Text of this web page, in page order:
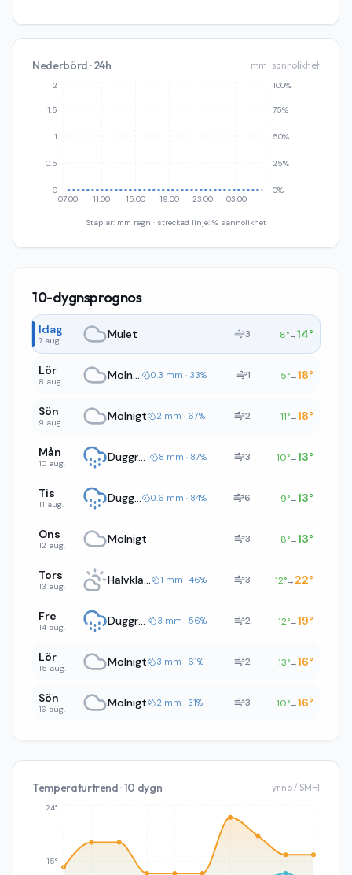
Nederbörd · 24h mm · sannolikhet
07:00 11:00 15:00 19:00 23:00 03:00
0
0.5
1
1.5
2
0%
25%
50%
75%
100%
Staplar: mm regn · streckad linje: % sannolikhet
10-dygnsprognos
Idag
7 aug. Mulet 3 8°→14°
Lör
8 aug. Molnigt 0.3 mm · 33% 1 5°→18°
Sön
9 aug. Molnigt 2 mm · 67% 2 11°→18°
Mån
10 aug. Duggregn 8 mm · 87% 3 10°→13°
Tis
11 aug. Duggregn 0.6 mm · 84% 6 9°→13°
Ons
12 aug. Molnigt 3 8°→13°
Tors
13 aug. Halvklart 1 mm · 46% 3 12°→ 22°
Fre
14 aug. Duggregn 3 mm · 56% 2 12°→19°
Lör
15 aug. Molnigt 3 mm · 61% 2 13°→16°
Sön
16 aug. Molnigt 2 mm · 31% 3 10°→16°
Temperaturtrend · 10 dygn yr.no / SMHI
15°
24°